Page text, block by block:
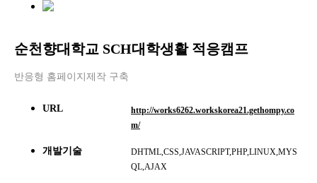
순천향대학교 SCH대학생활 적응캠프
반응형 홈페이지제작 구축
URL
http://works6262.workskorea21.gethompy.co
m/
개발기술
DHTML,CSS,JAVASCRIPT,PHP,LINUX,MYS
QL,AJAX